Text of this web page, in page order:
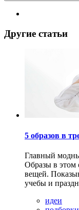
Другие статьи
5 образов в
Главный
Образы в этом
вещей.
учебы и
идеи